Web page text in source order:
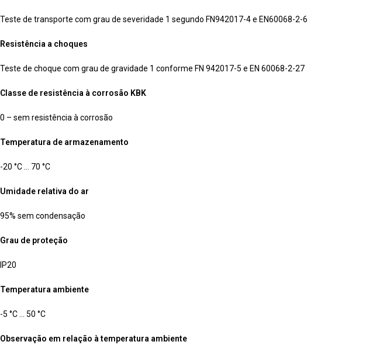
Teste de transporte com grau de severidade 1 segundo FN942017-4 e EN60068-2-6
Resistência a choques
Teste de choque com grau de gravidade 1 conforme FN 942017-5 e EN 60068-2-27
Classe de resistência à corrosão KBK
0 – sem resistência à corrosão
Temperatura de armazenamento
-20 °C … 70 °C
Umidade relativa do ar
95% sem condensação
Grau de proteção
IP20
Temperatura ambiente
-5 °C … 50 °C
Observação em relação à temperatura ambiente